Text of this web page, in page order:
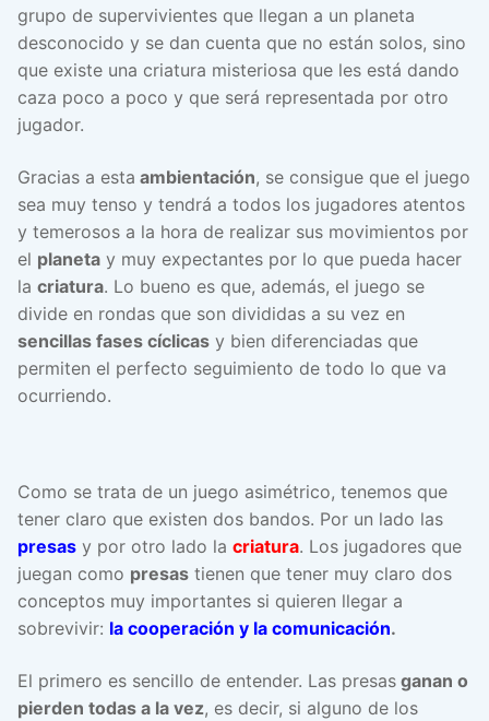
grupo de supervivientes que llegan a un planeta
desconocido y se dan cuenta que no están solos, sino
que existe una criatura misteriosa que les está dando
caza poco a poco y que será representada por otro
jugador.
Gracias a esta ambientación, se consigue que el juego
sea muy tenso y tendrá a todos los jugadores atentos
y temerosos a la hora de realizar sus movimientos por
el planeta y muy expectantes por lo que pueda hacer
la criatura. Lo bueno es que, además, el juego se
divide en rondas que son divididas a su vez en
sencillas fases cíclicas y bien diferenciadas que
permiten el perfecto seguimiento de todo lo que va
ocurriendo.
Como se trata de un juego asimétrico, tenemos que
tener claro que existen dos bandos. Por un lado las
presas y por otro lado la criatura. Los jugadores que
juegan como presas tienen que tener muy claro dos
conceptos muy importantes si quieren llegar a
sobrevivir: la cooperación y la comunicación.
El primero es sencillo de entender. Las presas ganan o
pierden todas a la vez, es decir, si alguno de los